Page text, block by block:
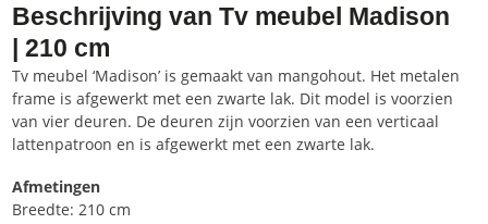
Beschrijving van Tv meubel Madison
| 210 cm
Tv meubel ‘Madison’ is gemaakt van mangohout. Het metalen
frame is afgewerkt met een zwarte lak. Dit model is voorzien
van vier deuren. De deuren zijn voorzien van een verticaal
lattenpatroon en is afgewerkt met een zwarte lak.
Afmetingen
Breedte: 210 cm